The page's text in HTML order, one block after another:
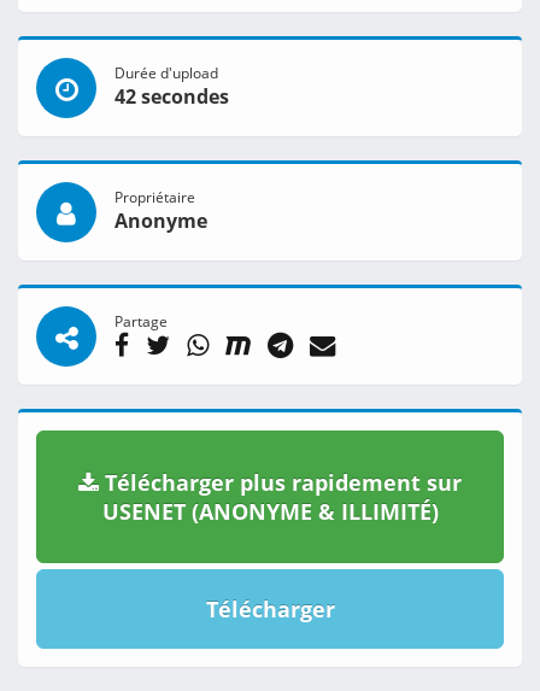
Durée d'upload
42 secondes
Propriétaire
Anonyme
Partage
Télécharger plus rapidement sur
USENET (ANONYME & ILLIMITÉ)
Télécharger